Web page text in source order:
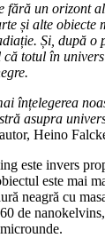
fără un orizont
și alte obiecte
Și, după o
totul în
înțelegerea
asupra
Heino
este invers
este mai
neagră cu
de